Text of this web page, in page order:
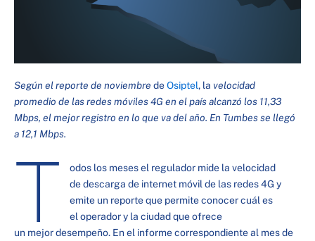
Según el reporte de noviembre deOsiptel, la velocidad
promedio de las redes móviles 4G en el país alcanzó los 11,33
Mbps, el mejor registro en lo que va del año. En Tumbes se llegó
a 12,1 Mbps.
T
odos los meses el regulador mide la velocidad
de descarga de internet móvil de las redes 4G y
emite un reporte que permite conocer cuál es
el operador y la ciudad que ofrece
un mejor desempeño. En el informe correspondiente al mes de